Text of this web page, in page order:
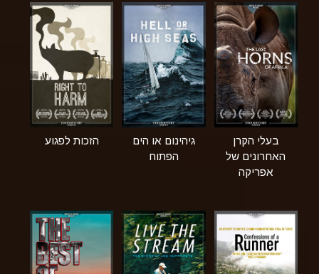
בעלי הקרן
האחרונים של
אפריקה
גיהינום או הים
הפתוח
הזכות לפגוע